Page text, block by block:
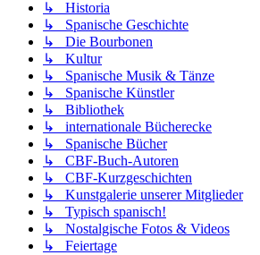
↳ Historia
↳ Spanische Geschichte
↳ Die Bourbonen
↳ Kultur
↳ Spanische Musik & Tänze
↳ Spanische Künstler
↳ Bibliothek
↳ internationale Bücherecke
↳ Spanische Bücher
↳ CBF-Buch-Autoren
↳ CBF-Kurzgeschichten
↳ Kunstgalerie unserer Mitglieder
↳ Typisch spanisch!
↳ Nostalgische Fotos & Videos
↳ Feiertage